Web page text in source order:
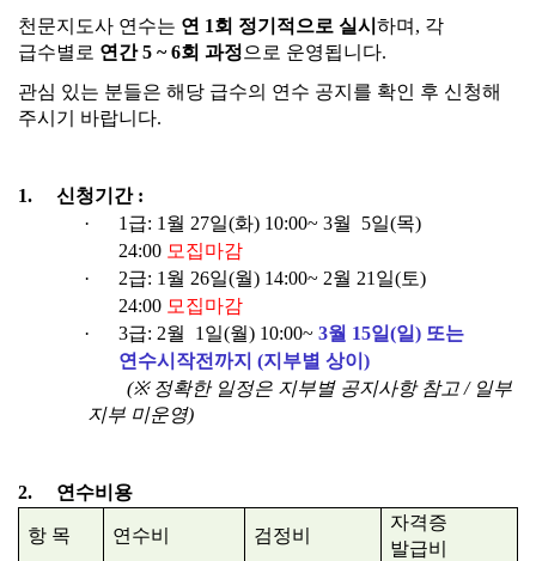
천문지도사 연수는 연 1회 정기적으로 실시 하며 , 각
급수별로 연간5 ~ 6회 과정으로 운영됩니다.
관심 있는 분들은 해당 급수의 연수 공지를 확인 후 신청해
주시기 바랍니다.
1. 신청기간:
·
1 급: 1 월 27일(화) 10:00~ 3월 5일(목)
24:00 모집마감
·
2급: 1 월 26일(월) 14:00~ 2월 21 일(토)
24:00 모집마감
·
3급: 2월 1 일(월) 10:00~ 3월 15일(일) 또는
연수시작전까지 (지부별 상이)
(※ 정확한 일정은 지부별 공지사항 참고 / 일부
지부 미운영)
2. 연수비용
항 목 연수비 검정비
자격증
발급비